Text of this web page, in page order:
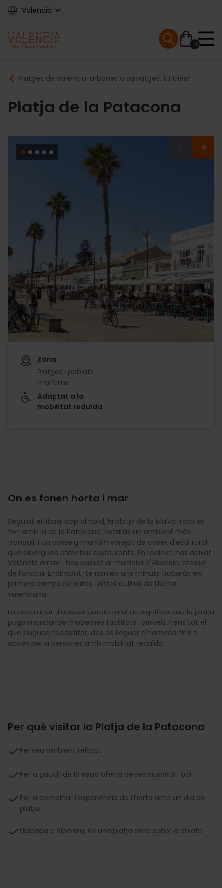
Skip
content
Valencià
Main
navigation
0
Mobile menu
Breadcrumb
Platges de València: urbanes o salvatges, tu tries!
Platja de la Patacona
Zona
Platges i poblats
marítims
Adaptat a la
mobilitat reduïda
On es fonen horta i mar
Seguint el litoral cap al nord, la platja de la Malva-rosa es
fon amb la de la Patacona. Notaràs un ambient més
tranquil, i un passeig marítim vorejat de cases d'estil rural
que alberguen atractius restaurants. En realitat, has deixat
València arrere i has passat al municipi d'Alboraia, bressol
de l'orxata. Endinsant-te només uns minuts trobaràs els
primers camps de xufes i altres cultius de l'horta
valenciana.
La proximitat d'aquest entorn rural no significa que la platja
puga mancar de modernes facilitats i serveis. Tens tot el
que pugues necessitar, des de lloguer d'hamaca fins a
accés per a persones amb mobilitat reduïda.
Per què visitar la Platja de la Patacona
Pel seu ambient relaxat
Per a gaudir de la seua oferta de restaurants i oci
Per a combinar l'experiència de l'horta amb un dia de
platja
Ubicada a Alboraia, és una platja amb sabor a orxata